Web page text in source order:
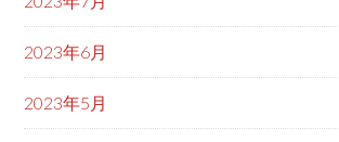
2023年6月
2023年5月